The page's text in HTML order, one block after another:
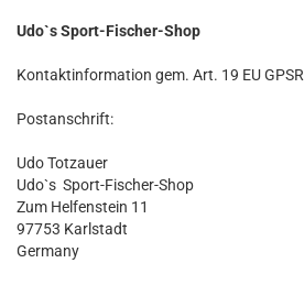
Udo`s Sport-Fischer-Shop
Kontaktinformation gem. Art. 19 EU GPSR
Postanschrift:
Udo Totzauer
Udo`s Sport-Fischer-Shop
Zum Helfenstein 11
97753 Karlstadt
Germany